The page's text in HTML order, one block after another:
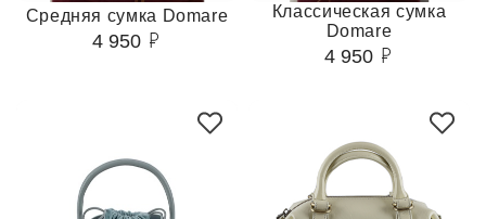
Средняя сумка Domare
4 950
Классическая сумка
Domare
4 950